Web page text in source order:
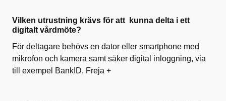
Vilken utrustning krävs för att kunna delta i ett
digitalt vårdmöte?
För deltagare behövs en dator eller smartphone med
mikrofon och kamera samt säker digital inloggning, via
till exempel BankID, Freja +